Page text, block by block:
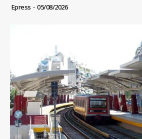
Epress - 05/08/2026